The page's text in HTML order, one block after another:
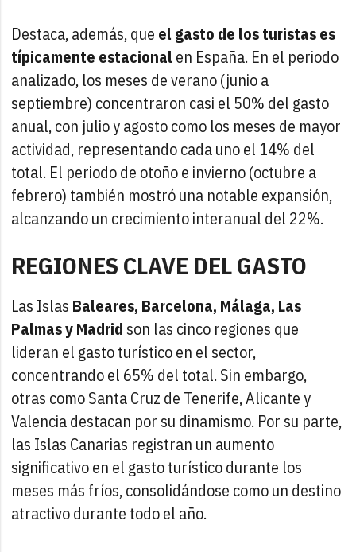
Destaca, además, que el gasto de los turistas es
típicamente estacionalen España. En el periodo
analizado, los meses de verano (junio a
septiembre) concentraron casi el 50% del gasto
anual, con julio y agosto como los meses de mayor
actividad, representando cada uno el 14% del
total. El periodo de otoño e invierno (octubre a
febrero) también mostró una notable expansión,
alcanzando un crecimiento interanual del 22%.
REGIONES CLAVE DEL GASTO
Las Islas Baleares, Barcelona, Málaga, Las
Palmas y Madrid son las cinco regiones que
lideran el gasto turístico en el sector,
concentrando el 65% del total. Sin embargo,
otras como Santa Cruz de Tenerife, Alicante y
Valencia destacan por su dinamismo. Por su parte,
las Islas Canarias registran un aumento
significativo en el gasto turístico durante los
meses más fríos, consolidándose como un destino
atractivo durante todo el año.